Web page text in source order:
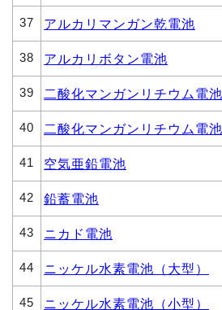
37 アルカリマンガン乾電池
38 アルカリボタン電池
39 二酸化マンガンリチウム電池
40 二酸化マンガンリチウム電池
41 空気亜鉛電池
42 鉛蓄電池
43 ニカド電池
44 ニッケル水素電池（大型）
45 ニッケル水素電池（小型）